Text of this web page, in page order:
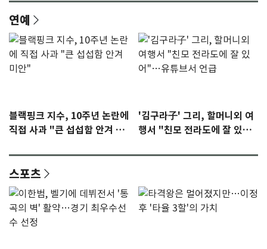
연예
블랙핑크 지수, 10주년 논란에
직접 사과 "큰 섭섭함 안겨 미
'김구라子' 그리, 할머니외 여
행서 "친모 전라도에 잘 있
스포츠